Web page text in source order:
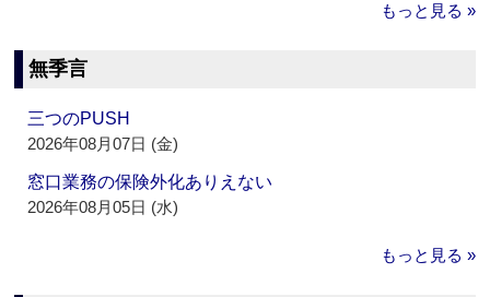
もっと見る »
無季言
三つのPUSH
2026年08月07日 (金)
窓口業務の保険外化ありえない
2026年08月05日 (水)
もっと見る »